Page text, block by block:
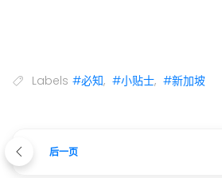
Labels #必知, #小贴士, #新加坡
后一页